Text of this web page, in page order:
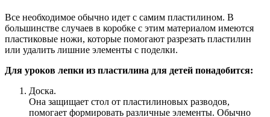
Все необходимое обычно идет с самим пластилином. В
большинстве случаев в коробке с этим материалом имеются
пластиковые ножи, которые помогают разрезать пластилин
или удалить лишние элементы с поделки.
Для уроков лепки из пластилина для детей понадобится:
Доска.
Она защищает стол от пластилиновых разводов,
помогает формировать различные элементы. Обычно